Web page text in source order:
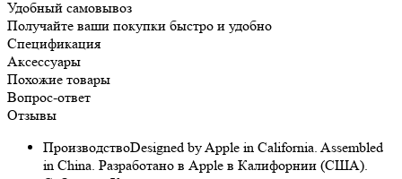
Удобный самовывоз
Получайте ваши покупки быстро и удобно
Спецификация
Аксессуары
Похожие товары
Вопрос-ответ
Отзывы
ПроизводствоDesigned by Apple in California. Assembled
in China. Разработано в Apple в Калифорнии (США).